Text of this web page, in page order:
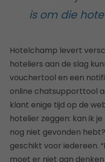
is om die
Hotelchamp levert
hoteliers aan de slag
vouchertool en een
online chatsupporttool
klant enige tijd op de
hotelier zeggen: kan ik
nog niet gevonden
geschikt voor iedereen.
moet er niet aan